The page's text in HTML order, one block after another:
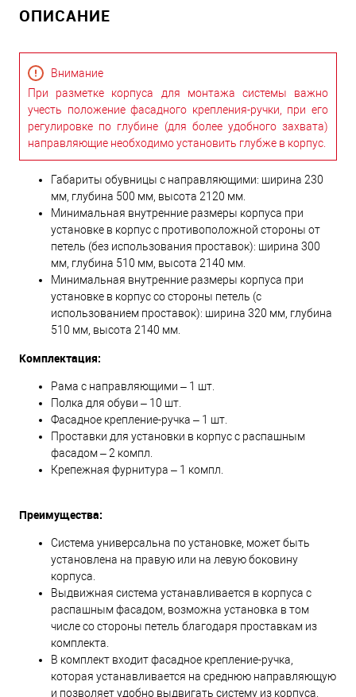
ОПИСАНИЕ
Внимание
При разметке корпуса для монтажа системы важно
учесть положение фасадного крепления-ручки, при его
регулировке по глубине (для более удобного захвата)
направляющие необходимо установить глубже в корпус.
Габариты обувницы с направляющими: ширина 230
мм, глубина 500 мм, высота 2120 мм.
Минимальная внутренние размеры корпуса при
установке в корпус с противоположной стороны от
петель (без использования проставок): ширина 300
мм, глубина 510 мм, высота 2140 мм.
Минимальная внутренние размеры корпуса при
установке в корпус со стороны петель (с
использованием проставок): ширина 320 мм, глубина
510 мм, высота 2140 мм.
Комплектация:
Рама с направляющими – 1 шт.
Полка для обуви – 10 шт.
Фасадное крепление-ручка – 1 шт.
Проставки для установки в корпус с распашным
фасадом – 2 компл.
Крепежная фурнитура – 1 компл.
Преимущества:
Система универсальна по установке, может быть
установлена на правую или на левую боковину
корпуса.
Выдвижная система устанавливается в корпуса с
распашным фасадом, возможна установка в том
числе со стороны петель благодаря проставкам из
комплекта.
В комплект входит фасадное крепление-ручка,
которая устанавливается на среднюю направляющую
и позволяет удобно выдвигать систему из корпуса.